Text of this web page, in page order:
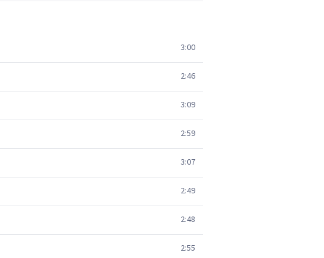
3:00
2:46
3:09
2:59
3:07
2:49
2:48
2:55